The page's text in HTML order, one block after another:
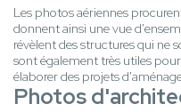
Les photos aériennes
donnent ainsi une vue
révèlent des structures qui ne
sont également très utiles
élaborer des projets
Photos